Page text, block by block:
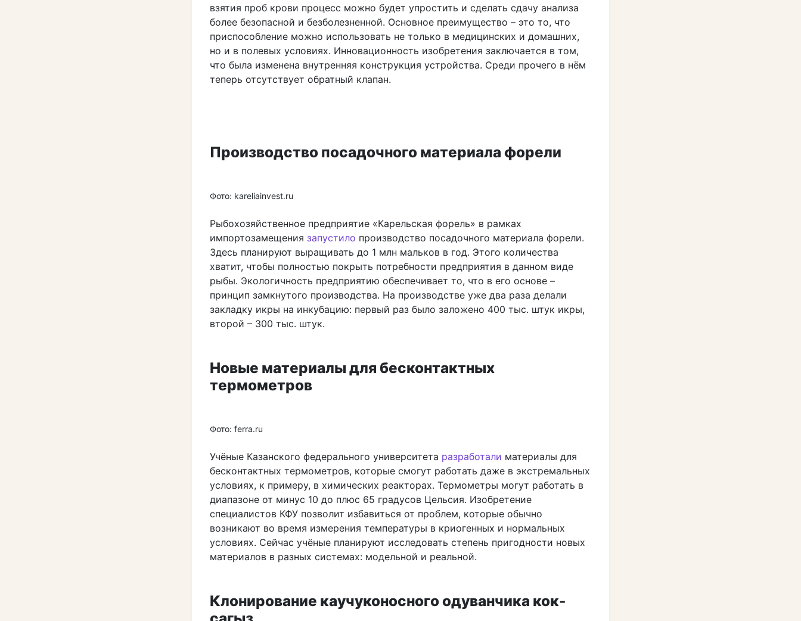
взятия проб крови процесс можно будет упростить и сделать сдачу анализа
более безопасной и безболезненной. Основное преимущество – это то, что
приспособление можно использовать не только в медицинских и домашних,
но и в полевых условиях. Инновационность изобретения заключается в том,
что была изменена внутренняя конструкция устройства. Среди прочего в нём
теперь отсутствует обратный клапан.
Производство посадочного материала форели
Фото: kareliainvest.ru
Рыбохозяйственное предприятие «Карельская форель» в рамках
импортозамещения запустило производство посадочного материала форели.
Здесь планируют выращивать до 1 млн мальков в год. Этого количества
хватит, чтобы полностью покрыть потребности предприятия в данном виде
рыбы. Экологичность предприятию обеспечивает то, что в его основе –
принцип замкнутого производства. На производстве уже два раза делали
закладку икры на инкубацию: первый раз было заложено 400 тыс. штук икры,
второй – 300 тыс. штук.
Новые материалы для бесконтактных
термометров
Фото: ferra.ru
Учёные Казанского федерального университета разработали материалы для
бесконтактных термометров, которые смогут работать даже в экстремальных
условиях, к примеру, в химических реакторах. Термометры могут работать в
диапазоне от минус 10 до плюс 65 градусов Цельсия. Изобретение
специалистов КФУ позволит избавиться от проблем, которые обычно
возникают во время измерения температуры в криогенных и нормальных
условиях. Сейчас учёные планируют исследовать степень пригодности новых
материалов в разных системах: модельной и реальной.
Клонирование каучуконосного одуванчика кок-